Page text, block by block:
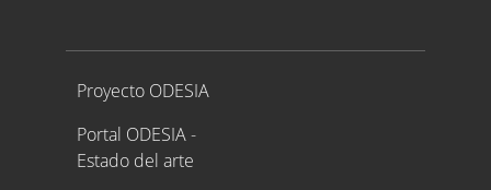
Proyecto ODESIA
Proyecto ODESIA
Portal ODESIA -
Estado del arte